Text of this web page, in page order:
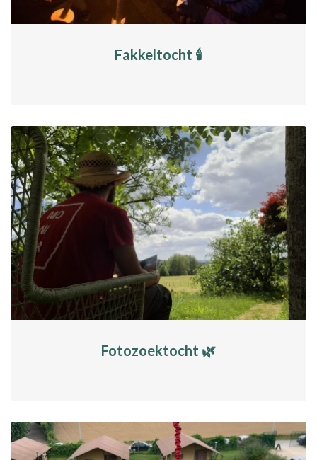
Fakkeltocht 🕯️
Fotozoektocht 🌿